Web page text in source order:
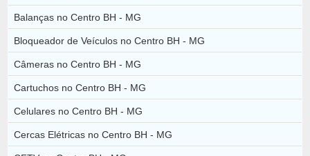
Balanças no Centro BH - MG
Bloqueador de Veículos no Centro BH - MG
Câmeras no Centro BH - MG
Cartuchos no Centro BH - MG
Celulares no Centro BH - MG
Cercas Elétricas no Centro BH - MG